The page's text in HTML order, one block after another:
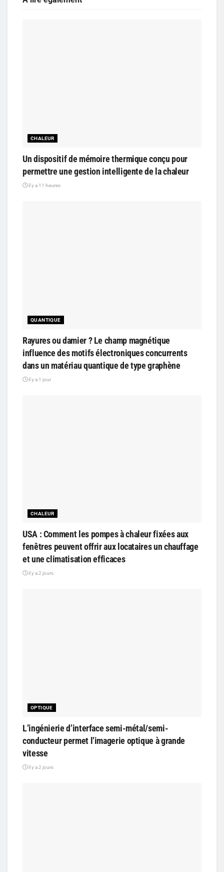
CHALEUR
Un dispositif de mémoire thermique conçu pour
permettre une gestion intelligente de la chaleur
il y a 11 heures
QUANTIQUE
Rayures ou damier ? Le champ magnétique
influence des motifs électroniques concurrents
dans un matériau quantique de type graphène
il y a 1 jour
CHALEUR
USA : Comment les pompes à chaleur fixées aux
fenêtres peuvent offrir aux locataires un chauffage
et une climatisation efficaces
il y a 2 jours
OPTIQUE
L’ingénierie d’interface semi-métal/semi-
conducteur permet l’imagerie optique à grande
vitesse
il y a 2 jours